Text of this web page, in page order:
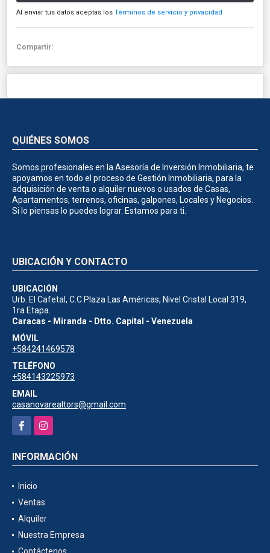
Al enviar tus datos aceptas los Términos de servicio y privacidad
Compartir:
QUIÉNES SOMOS
Somos profesionales en la Asesoría de Inversión Inmobiliaria, te
apoyamos en todo el proceso de Gestión Inmobiliaria, para la
adquisición de venta o alquiler nuevos o usados de Casas,
Apartamentos, terrenos, oficinas, galpones, Locales y Negocios.
Si lo piensas lo puedes lograr. Estamos para ti.
UBICACIÓN Y CONTACTO
UBICACIÓN
Urb. El Cafetal, C.C Plaza Las Américas, Nivel Cristal Local 319,
1ra Etapa.
Caracas - Miranda - Dtto. Capital - Venezuela
MÓVIL
+584241469578
TELÉFONO
+584143225973
EMAIL
casanovarealtors@gmail.com
FacebookInstagram
INFORMACIÓN
Inicio
Ventas
Alquiler
Nuestra Empresa
Contáctenos